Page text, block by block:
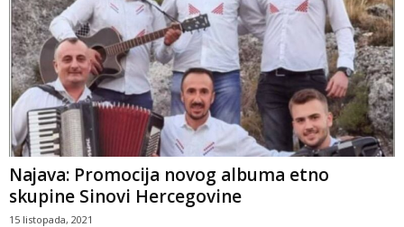
Najava: Promocija novog albuma etno
skupine Sinovi Hercegovine
15 listopada, 2021